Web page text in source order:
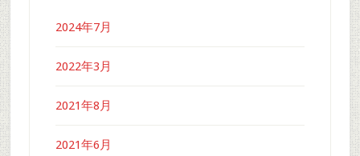
2024年7月
2022年3月
2021年8月
2021年6月